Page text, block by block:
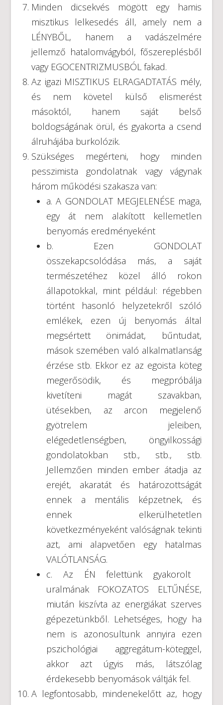
Minden dicsekvés mögött egy hamis
misztikus lelkesedés áll, amely nem a
LÉNYBŐL, hanem a vadászelmére
jellemző hatalomvágyból, főszereplésből
vagy EGOCENTRIZMUSBÓL fakad.
Az igazi MISZTIKUS ELRAGADTATÁS mély,
és nem követel külső elismerést
másoktól, hanem saját belső
boldogságának örül, és gyakorta a csend
álruhájába burkolózik.
Szükséges megérteni, hogy minden
pesszimista gondolatnak vagy vágynak
három működési szakasza van:
a. A GONDOLAT MEGJELENÉSE maga,
egy át nem alakított kellemetlen
benyomás eredményeként
b. Ezen GONDOLAT
összekapcsolódása más, a saját
természetéhez közel álló rokon
állapotokkal, mint például: régebben
történt hasonló helyzetekről szóló
emlékek, ezen új benyomás által
megsértett önimádat, bűntudat,
mások szemében való alkalmatlanság
érzése stb. Ekkor ez az egoista köteg
megerősödik, és megpróbálja
kivetíteni magát szavakban,
ütésekben, az arcon megjelenő
gyötrelem jeleiben,
elégedetlenségben, öngyilkossági
gondolatokban stb., stb., stb.
Jellemzően minden ember átadja az
erejét, akaratát és határozottságát
ennek a mentális képzetnek, és
ennek elkerülhetetlen
következményeként valóságnak tekinti
azt, ami alapvetően egy hatalmas
VALÓTLANSÁG.
c. Az ÉN felettünk gyakorolt ​​
uralmának FOKOZATOS ELTŰNÉSE,
miután kiszívta az energiákat szerves
gépezetünkből. Lehetséges, hogy ha
nem is azonosultunk annyira ezen
pszichológiai aggregátum-köteggel,
akkor azt úgyis más, látszólag
érdekesebb benyomások váltják fel.
A legfontosabb, mindenekelőtt az, hogy